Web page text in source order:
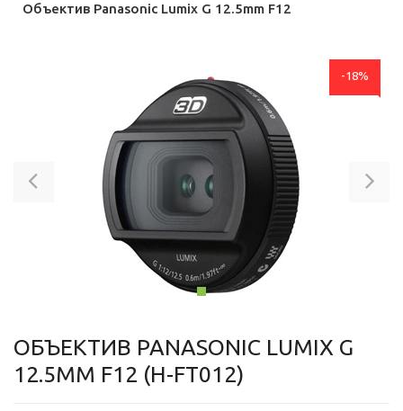
Объектив Panasonic Lumix G 12.5mm F12
-18%
Previous
ОБЪЕКТИВ PANASONIC LUMIX G
12.5MM F12 (H-FT012)